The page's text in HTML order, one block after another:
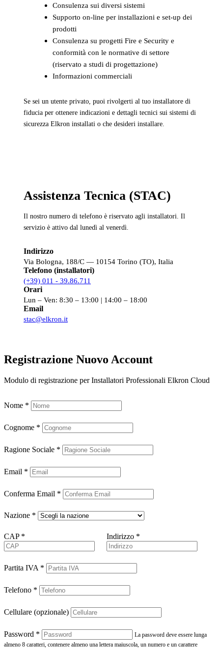
Consulenza sui diversi sistemi
Supporto on-line per installazioni e set-up dei
prodotti
Consulenza su progetti Fire e Security e
conformità con le normative di settore
(riservato a studi di progettazione)
Informazioni commerciali
Se sei un utente privato, puoi rivolgerti al tuo installatore di
fiducia per ottenere indicazioni e dettagli tecnici sui sistemi di
sicurezza Elkron installati o che desideri installare.
Assistenza Tecnica (STAC)
Il nostro numero di telefono è riservato agli installatori. Il
servizio è attivo dal lunedì al venerdì.
Indirizzo
Via Bologna, 188/C — 10154 Torino (TO), Italia
Telefono (installatori)
(+39) 011 - 39.86.711
Orari
Lun – Ven: 8:30 – 13:00 | 14:00 – 18:00
Email
stac@elkron.it
Registrazione Nuovo Account
Modulo di registrazione per Installatori Professionali Elkron Cloud
Nome *
Cognome *
Ragione Sociale *
Email *
Conferma Email *
Nazione *
CAP * Indirizzo *
Partita IVA *
Telefono *
Cellulare (opzionale)
Password *
La password deve essere lunga
almeno 8 caratteri, contenere almeno una lettera maiuscola, un numero e un carattere